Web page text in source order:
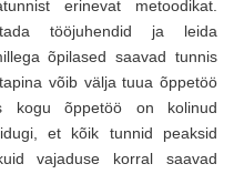
erinevat metoodikat.
tööjuhendid ja leida
õpilased saavad tunnis
võib välja tuua õppetöö
kogu õppetöö on kolinud
et kõik tunnid peaksid
vajaduse korral saavad